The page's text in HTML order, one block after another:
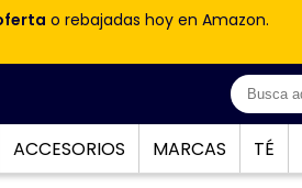
o rebajadas hoy en Amazon.
ACCESORIOS MARCAS TÉ